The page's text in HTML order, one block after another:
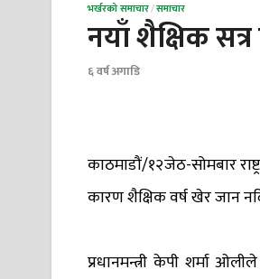
भर्खरको समाचार/समाचार
नयाँ शैक्षिक
६ वर्ष अगाडि
काठमाडौं/१२जेठ-सोमबार
कारण शैक्षिक वर्ष खेर जान
प्रधानमन्त्री केपी शर्मा